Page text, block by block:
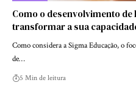
Como o desenvolvimento
transformar a sua
Como considera a Sigma Educação, o
de…
5 Min de leitura